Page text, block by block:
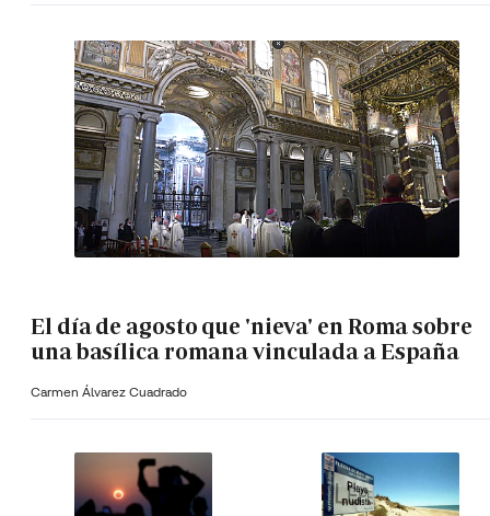
El día de agosto que 'nieva' en Roma sobre
una basílica romana vinculada a España
Carmen Álvarez Cuadrado